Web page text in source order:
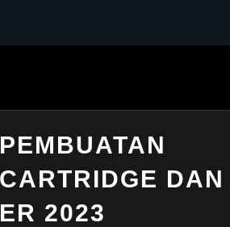
DAN
2023